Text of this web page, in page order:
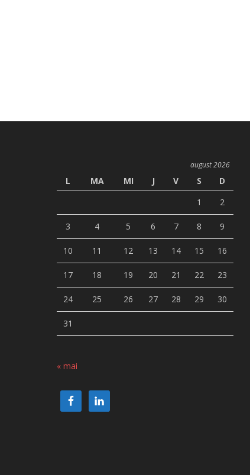
august 2026
L MA MI J V S
D
1
2
3 4 5 6 7 8 9
10 11 12 13 14 15 16
17 18 19 20 21 22 23
24 25 26 27 28 29 30
31
« mai